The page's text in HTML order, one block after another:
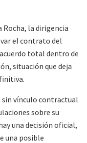
Rocha, la dirigencia
el contrato del
total dentro de
situación que deja
vínculo contractual
sobre su
una decisión oficial,
una posible